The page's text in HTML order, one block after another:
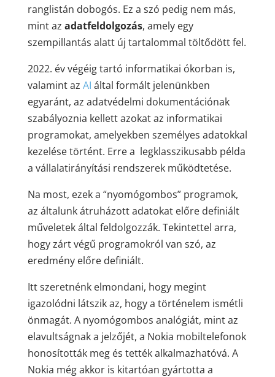
ranglistán dobogós. Ez a szó pedig nem más,
mint az adatfeldolgozás, amely egy
szempillantás alatt új tartalommal töltődött fel.
2022. év végéig tartó informatikai ókorban is,
valamint az AI által formált jelenünkben
egyaránt, az adatvédelmi dokumentációnak
szabályoznia kellett azokat az informatikai
programokat, amelyekben személyes adatokkal
kezelése történt. Erre a legklasszikusabb példa
a vállalatirányítási rendszerek működtetése.
Na most, ezek a “nyomógombos” programok,
az általunk átruházott adatokat előre definiált
műveletek által feldolgozzák. Tekintettel arra,
hogy zárt végű programokról van szó, az
eredmény előre definiált.
Itt szeretnénk elmondani, hogy megint
igazolódni látszik az, hogy a történelem ismétli
önmagát. A nyomógombos analógiát, mint az
elavultságnak a jelzőjét, a Nokia mobiltelefonok
honosították meg és tették alkalmazhatóvá. A
Nokia még akkor is kitartóan gyártotta a